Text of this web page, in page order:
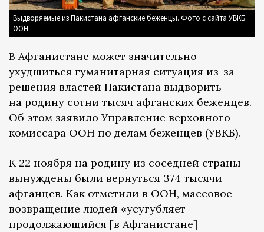
Выдворяемые из Пакистана афганские беженцы. Фото с сайта УВКБ
ООН
В Афганистане может значительно
ухудшиться гуманитарная ситуация из-за
решения властей Пакистана выдворить
на родину сотни тысяч афганских беженцев.
Об этом заявило Управление верховного
комиссара ООН по делам беженцев (УВКБ).
К 22 ноября на родину из соседней страны
вынуждены были вернуться 374 тысячи
афганцев. Как отметили в ООН, массовое
возвращение людей «усугубляет
продолжающийся [в Афганистане]